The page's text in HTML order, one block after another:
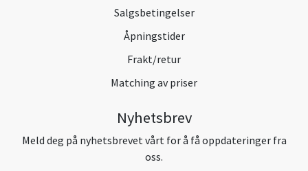
Salgsbetingelser
Åpningstider
Frakt/retur
Matching av priser
Nyhetsbrev
Meld deg på nyhetsbrevet vårt for å få oppdateringer fra
oss.